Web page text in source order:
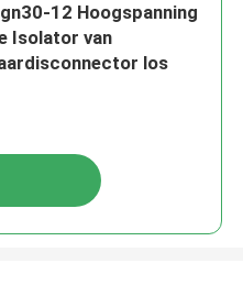
12 Hoogspanning
Isolator van
los